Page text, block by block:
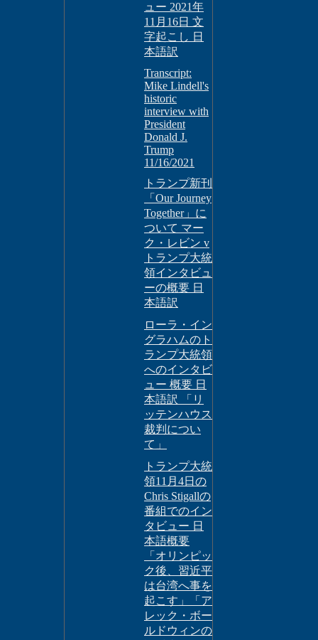
ュー 2021年
11月16日 文
字起こし 日
本語訳
Transcript:
Mike Lindell's
historic
interview with
President
Donald J.
Trump
11/16/2021
トランプ新刊
「Our Journey
Together」に
ついて マー
ク・レビン v
トランプ大統
領インタビュ
ーの概要 日
本語訳
ローラ・イン
グラハムのト
ランプ大統領
へのインタビ
ュー 概要 日
本語訳 「リ
ッテンハウス
裁判につい
て」
トランプ大統
領11月4日の
Chris Stigallの
番組でのイン
タビュー 日
本語概要
「オリンピッ
ク後、習近平
は台湾へ事を
起こす」「ア
レック・ボー
ルドウィンの